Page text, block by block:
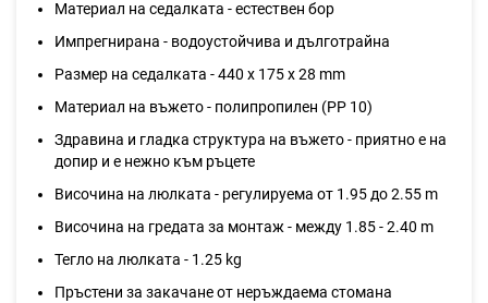
Материал на седалката - естествен бор
Импрегнирана - водоустойчива и дълготрайна
Размер на седалката - 440 х 175 х 28 mm
Материал на въжето - полипропилен (PP 10)
Здравина и гладка структура на въжето - приятно e на
допир и е нежно към ръцете
Височина на люлката - регулируема от 1.95 до 2.55 m
Височина на гредата за монтаж - между 1.85 - 2.40 m
Тегло на люлката - 1.25 kg
Пръстени за закачане от неръждаема стомана